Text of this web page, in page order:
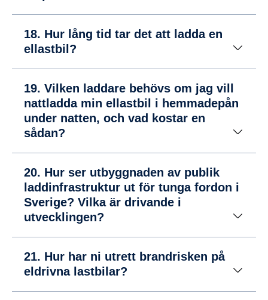
18. Hur lång tid tar det att ladda en
ellastbil?
19. Vilken laddare behövs om jag vill
nattladda min ellastbil i hemmadepån
under natten, och vad kostar en
sådan?
20. Hur ser utbyggnaden av publik
laddinfrastruktur ut för tunga fordon i
Sverige? Vilka är drivande i
utvecklingen?
21. Hur har ni utrett brandrisken på
eldrivna lastbilar?